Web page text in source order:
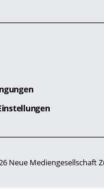
Neue Mediengesellschaft